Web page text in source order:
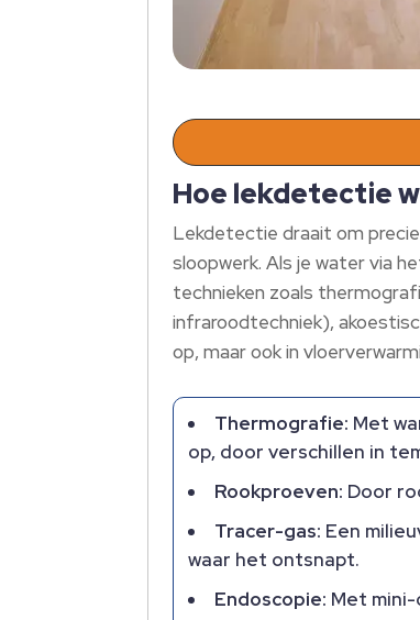
Hoe lekdetectie
Lekdetectie draait om
sloopwerk. Als je water via
technieken zoals
infraroodtechniek),
op, maar ook in
Thermografie: Met
op, door verschillen in
Rookproeven: Door
Tracer-gas: Een
waar het ontsnapt.
Endoscopie: Met